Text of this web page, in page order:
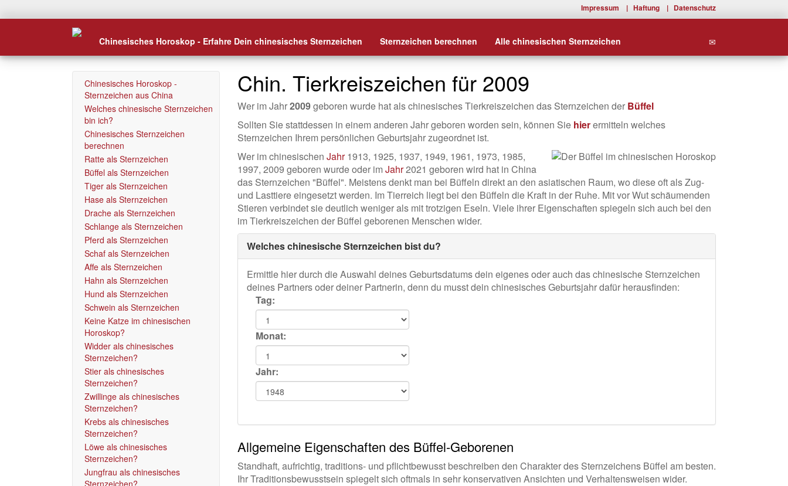
Impressum |Haftung | Datenschutz
Chinesisches Horoskop - Erfahre Dein chinesisches Sternzeichen Sternzeichen berechnen Alle chinesischen Sternzeichen
Chinesisches Horoskop -
Sternzeichen aus China
Welches chinesische Sternzeichen
bin ich?
Chinesisches Sternzeichen
berechnen
Ratte als Sternzeichen
Büffel als Sternzeichen
Tiger als Sternzeichen
Hase als Sternzeichen
Drache als Sternzeichen
Schlange als Sternzeichen
Pferd als Sternzeichen
Schaf als Sternzeichen
Affe als Sternzeichen
Hahn als Sternzeichen
Hund als Sternzeichen
Schwein als Sternzeichen
Keine Katze im chinesischen
Horoskop?
Widder als chinesisches
Sternzeichen?
Stier als chinesisches
Sternzeichen?
Zwillinge als chinesisches
Sternzeichen?
Krebs als chinesisches
Sternzeichen?
Löwe als chinesisches
Sternzeichen?
Jungfrau als chinesisches
Sternzeichen?
Chin. Tierkreiszeichen für 2009
Wer im Jahr2009geboren wurde hat als chinesisches Tierkreiszeichen das Sternzeichen der Büffel
Sollten Sie stattdessen in einem anderen Jahr geboren worden sein, können Sie hierermitteln welches
Sternzeichen Ihrem persönlichen Geburtsjahr zugeordnet ist.
Wer im chinesischen Jahr1913, 1925, 1937, 1949, 1961, 1973, 1985,
1997, 2009 geboren wurde oder im Jahr2021 geboren wird hat in China
das Sternzeichen "Büffel". Meistens denkt man bei Büffeln direkt an den asiatischen Raum, wo diese oft als Zug-
und Lasttiere eingesetzt werden. Im Tierreich liegt bei den Büffeln die Kraft in der Ruhe. Mit vor Wut schäumenden
Stieren verbindet sie deutlich weniger als mit trotzigen Eseln. Viele ihrer Eigenschaften spiegeln sich auch bei den
im Tierkreiszeichen der Büffel geborenen Menschen wider.
Welches chinesische Sternzeichen bist du?
Ermittle hier durch die Auswahl deines Geburtsdatums dein eigenes oder auch das chinesische Sternzeichen
deines Partners oder deiner Partnerin, denn du musst dein chinesisches Geburtsjahr dafür herausfinden:
Tag:
Monat:
Jahr:
Allgemeine Eigenschaften des Büffel-Geborenen
Standhaft, aufrichtig, traditions- und pflichtbewusst beschreiben den Charakter des Sternzeichens Büffel am besten.
Ihr Traditionsbewusstsein spiegelt sich oftmals in sehr konservativen Ansichten und Verhaltensweisen wider.